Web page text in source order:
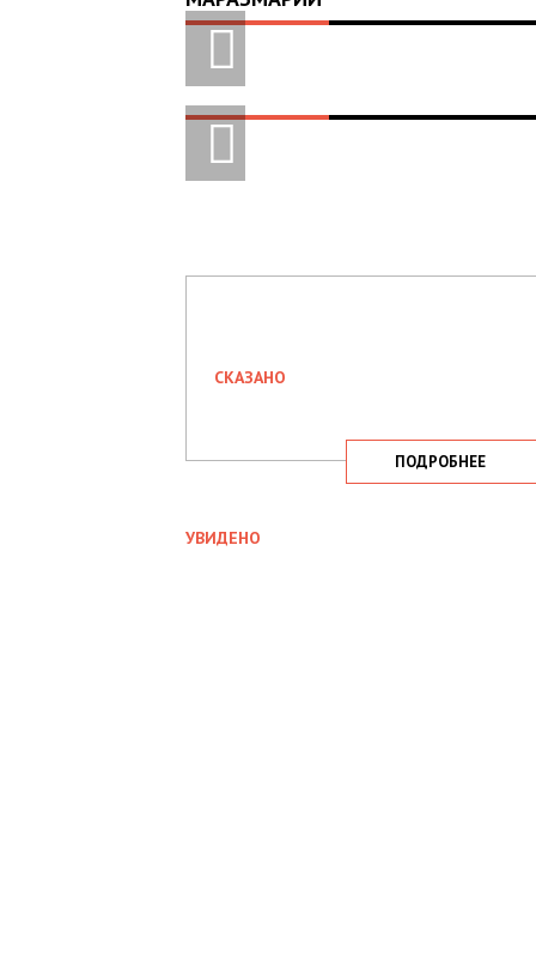
СКАЗАНО
ПОДРОБНЕЕ
УВИДЕНО